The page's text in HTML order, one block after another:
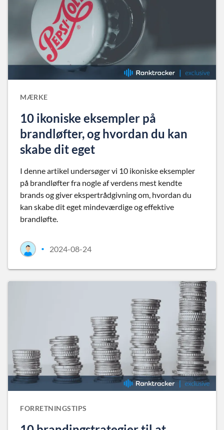
MÆRKE
10 ikoniske eksempler på
brandløfter, og hvordan du kan
skabe dit eget
I denne artikel undersøger vi 10 ikoniske eksempler
på brandløfter fra nogle af verdens mest kendte
brands og giver ekspertrådgivning om, hvordan du
kan skabe dit eget mindeværdige og effektive
brandløfte.
• 2024-08-24
FORRETNINGSTIPS